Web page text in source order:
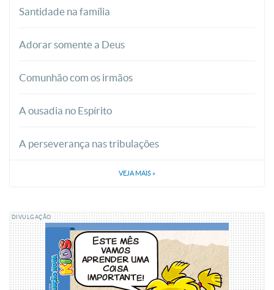
Santidade na família
Adorar somente a Deus
Comunhão com os irmãos
A ousadia no Espírito
A perseverança nas tribulações
VEJA MAIS »
DIVULGAÇÃO